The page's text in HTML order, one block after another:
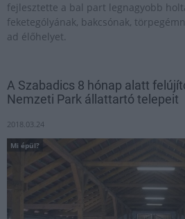
fejlesztette a bal part legnagyobb
feketególyának, bakcsónak,
ad élőhelyet.
A Szabadics 8 hónap alatt
Nemzeti Park állattartó telepeit
2018.03.24
Mi épül?